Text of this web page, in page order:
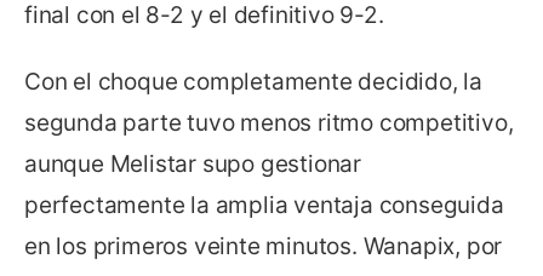
final con el 8-2 y el definitivo 9-2.
Con el choque completamente decidido, la
segunda parte tuvo menos ritmo competitivo,
aunque Melistar supo gestionar
perfectamente la amplia ventaja conseguida
en los primeros veinte minutos. Wanapix, por